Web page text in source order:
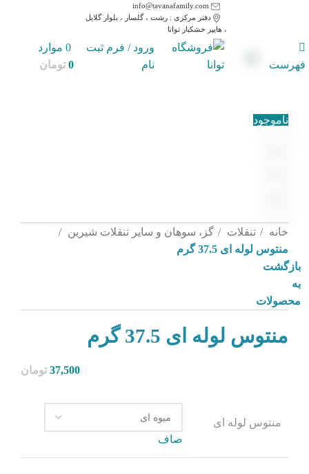
دفتر مرکزی : رشت ، گلسار ، بلوار گلایل
، هایپر خشکبار توانا
فهرست
ورود / فرم ثبت
نام
0 موارد
0 تومان
ناموجود
خانه تنقلات
گز، سوهان و سایر تنقلات شیرین
منتوس لوله ای 37.5 گرم
بازگشت
به
محصولات
منتوس لوله ای 37.5 گرم
37,500 تومان
منتوس لوله ای
صاف